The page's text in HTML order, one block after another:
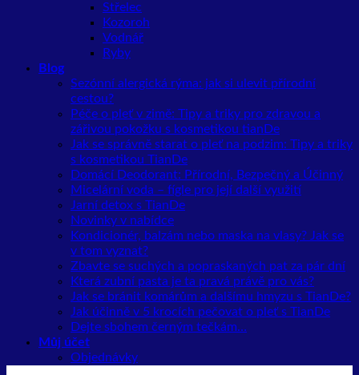
Střelec
Kozoroh
Vodnář
Ryby
Blog
Sezónní alergická rýma: jak si ulevit přírodní
cestou?
Péče o pleť v zimě: Tipy a triky pro zdravou a
zářivou pokožku s kosmetikou tianDe
Jak se správně starat o pleť na podzim: Tipy a triky
s kosmetikou TianDe
Domácí Deodorant: Přírodní, Bezpečný a Účinný
Micelární voda – fígle pro její další využití
Jarní detox s TianDe
Novinky v nabídce
Kondicionér, balzám nebo maska na vlasy? Jak se
v tom vyznat?
Zbavte se suchých a popraskaných pat za pár dní
Která zubní pasta je ta pravá právě pro vás?
Jak se bránit komárům a dalšímu hmyzu s TianDe?
Jak účinně v 5 krocích pečovat o pleť s TianDe
Dejte sbohem černým tečkám…
Můj účet
Objednávky